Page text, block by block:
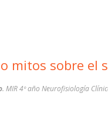
mitos sobre el
. MIR 4º año Neurofisiología